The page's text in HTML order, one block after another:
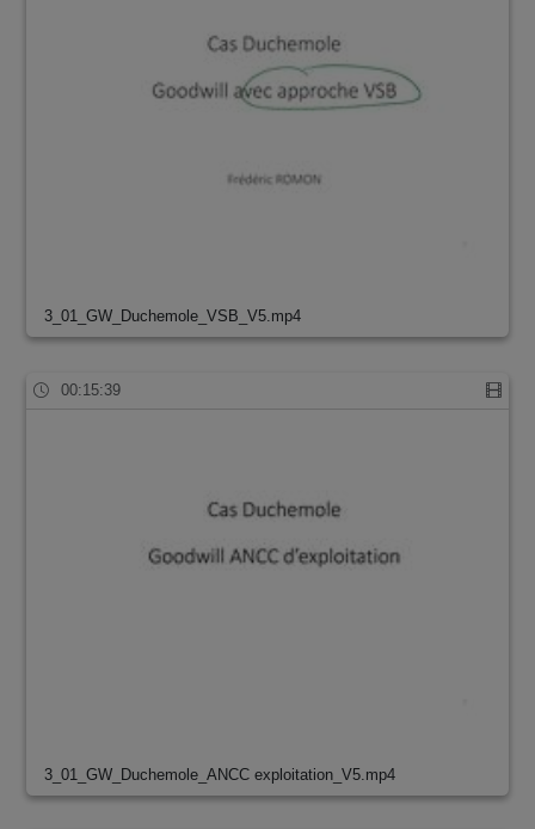
3_01_GW_Duchemole_VSB_V5.mp4
00:15:39
3_01_GW_Duchemole_ANCC exploitation_V5.mp4